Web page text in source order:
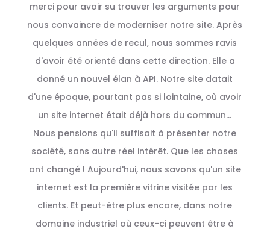
merci pour avoir su trouver les arguments pour
nous convaincre de moderniser notre site. Après
quelques années de recul, nous sommes ravis
d'avoir été orienté dans cette direction. Elle a
donné un nouvel élan à API. Notre site datait
d'une époque, pourtant pas si lointaine, où avoir
un site internet était déjà hors du commun...
Nous pensions qu'il suffisait à présenter notre
société, sans autre réel intérêt. Que les choses
ont changé ! Aujourd'hui, nous savons qu'un site
internet est la première vitrine visitée par les
clients. Et peut-être plus encore, dans notre
domaine industriel où ceux-ci peuvent être à